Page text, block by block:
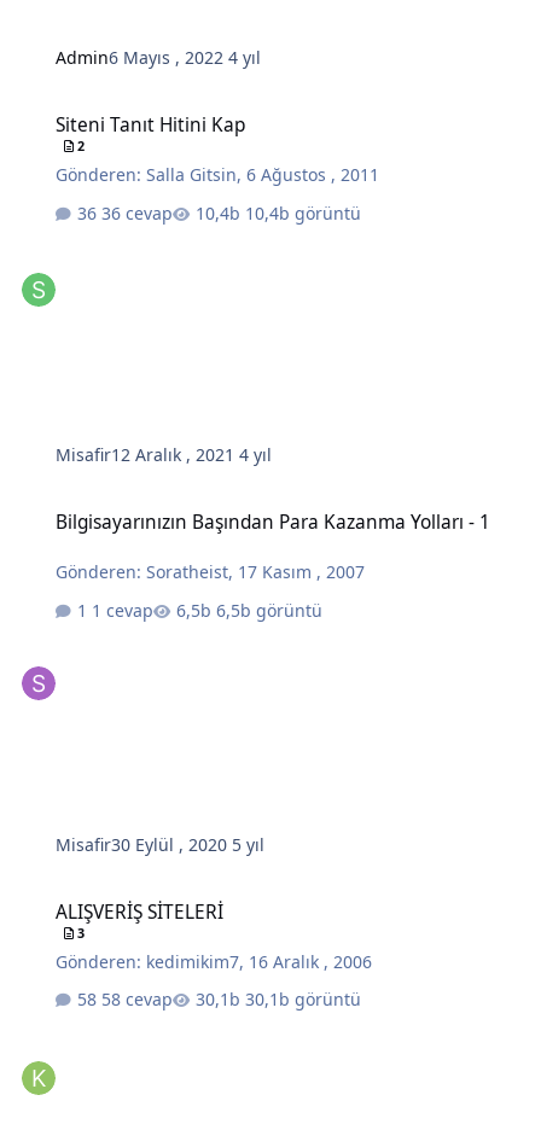
Admin6 Mayıs , 20224 yıl
Siteni Tanıt Hitini Kap
2
Gönderen:Salla Gitsin,6 Ağustos , 2011
36 cevap
10,4b görüntü
Misafir12 Aralık , 20214 yıl
Bilgisayarınızın Başından Para Kazanma Yolları - 1
Gönderen:Soratheist, 17 Kasım , 2007
1 cevap
6,5b görüntü
Misafir30 Eylül , 2020 5 yıl
ALIŞVERİŞ SİTELERİ
3
Gönderen: kedimikim7, 16 Aralık , 2006
58 cevap
30,1b görüntü